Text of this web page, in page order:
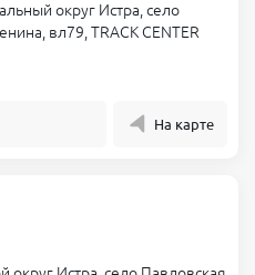
округ Истра, село
вл79, TRACK CENTER
На карте